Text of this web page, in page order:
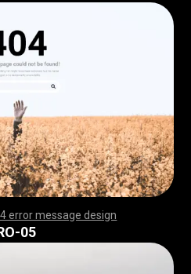
error message design
,,,,,,,,,,,,,,,,,,,,,,,,,
,,,,,,,,,,,,,,,,,,,,,,,,,
,,,,,,,,,,,,,,,,,,,,,,,,,
,,,,,,,,,,,,,,,,,,,,,,,,,
,,,,,,,,,,,,,,,,,,,,,,,,,
,,,,,,,,,,,,,,,,,,,,,,,,,
,,,,,,,,,,,,,,,,,,,,,,,,,
,,,,,,,,,,,,,,,,,,,,,,,,,
05